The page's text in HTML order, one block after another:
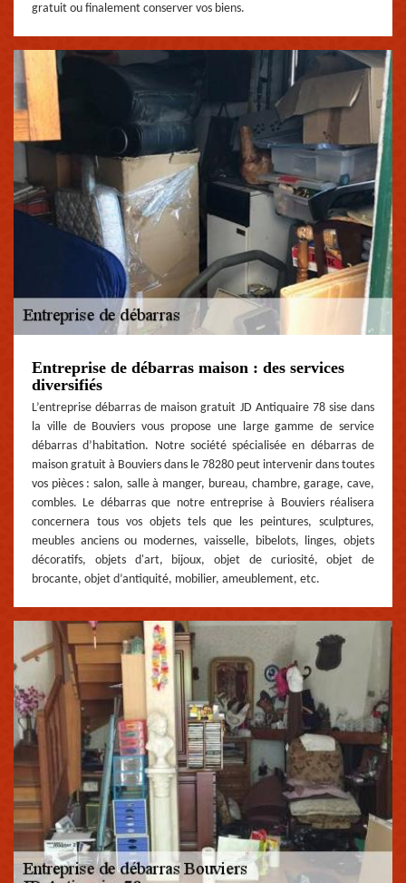
gratuit ou finalement conserver vos biens.
Entreprise de débarras maison : des services
diversifiés
L’entreprise débarras de maison gratuit JD Antiquaire 78 sise dans
la ville de Bouviers vous propose une large gamme de service
débarras d’habitation. Notre société spécialisée en débarras de
maison gratuit à Bouviers dans le 78280 peut intervenir dans toutes
vos pièces : salon, salle à manger, bureau, chambre, garage, cave,
combles. Le débarras que notre entreprise à Bouviers réalisera
concernera tous vos objets tels que les peintures, sculptures,
meubles anciens ou modernes, vaisselle, bibelots, linges, objets
décoratifs, objets d'art, bijoux, objet de curiosité, objet de
brocante, objet d’antiquité, mobilier, ameublement, etc.